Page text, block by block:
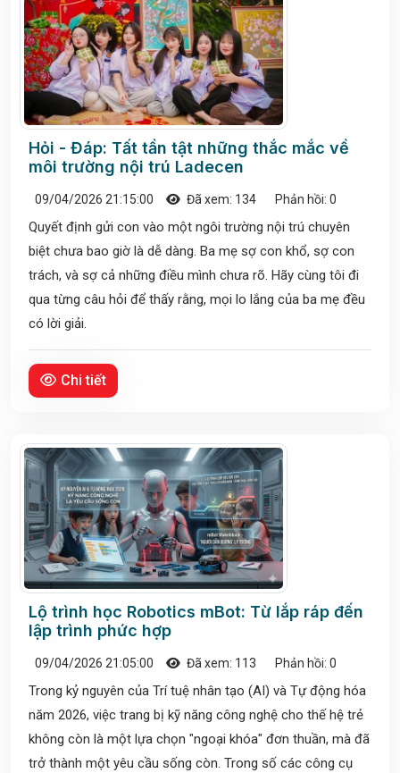
Hỏi - Đáp: Tất tần tật những thắc mắc về
môi trường nội trú Ladecen
09/04/2026 21:15:00 Đã xem: 134 Phản hồi: 0
Quyết định gửi con vào một ngôi trường nội trú chuyên
biệt chưa bao giờ là dễ dàng. Ba mẹ sợ con khổ, sợ con
trách, và sợ cả những điều mình chưa rõ. Hãy cùng tôi đi
qua từng câu hỏi để thấy rằng, mọi lo lắng của ba mẹ đều
có lời giải.
Chi tiết
Lộ trình học Robotics mBot: Từ lắp ráp đến
lập trình phức hợp
09/04/2026 21:05:00 Đã xem: 113 Phản hồi: 0
Trong kỷ nguyên của Trí tuệ nhân tạo (AI) và Tự động hóa
năm 2026, việc trang bị kỹ năng công nghệ cho thế hệ trẻ
không còn là một lựa chọn "ngoại khóa" đơn thuần, mà đã
trở thành một yêu cầu sống còn. Trong số các công cụ